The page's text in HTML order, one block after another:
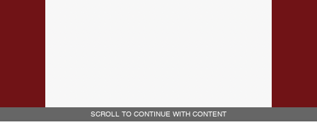
SCROLL TO CONTINUE WITH CONTENT